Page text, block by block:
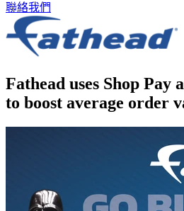
聯絡我們
Fathead uses Shop Pay
to boost average order